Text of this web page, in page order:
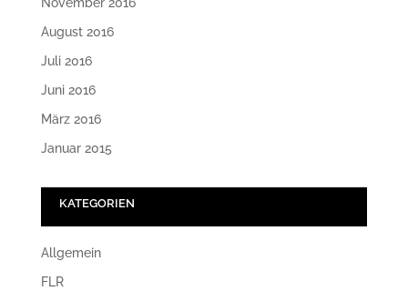
November 2016
August 2016
Juli 2016
Juni 2016
März 2016
Januar 2015
KATEGORIEN
Allgemein
FLR